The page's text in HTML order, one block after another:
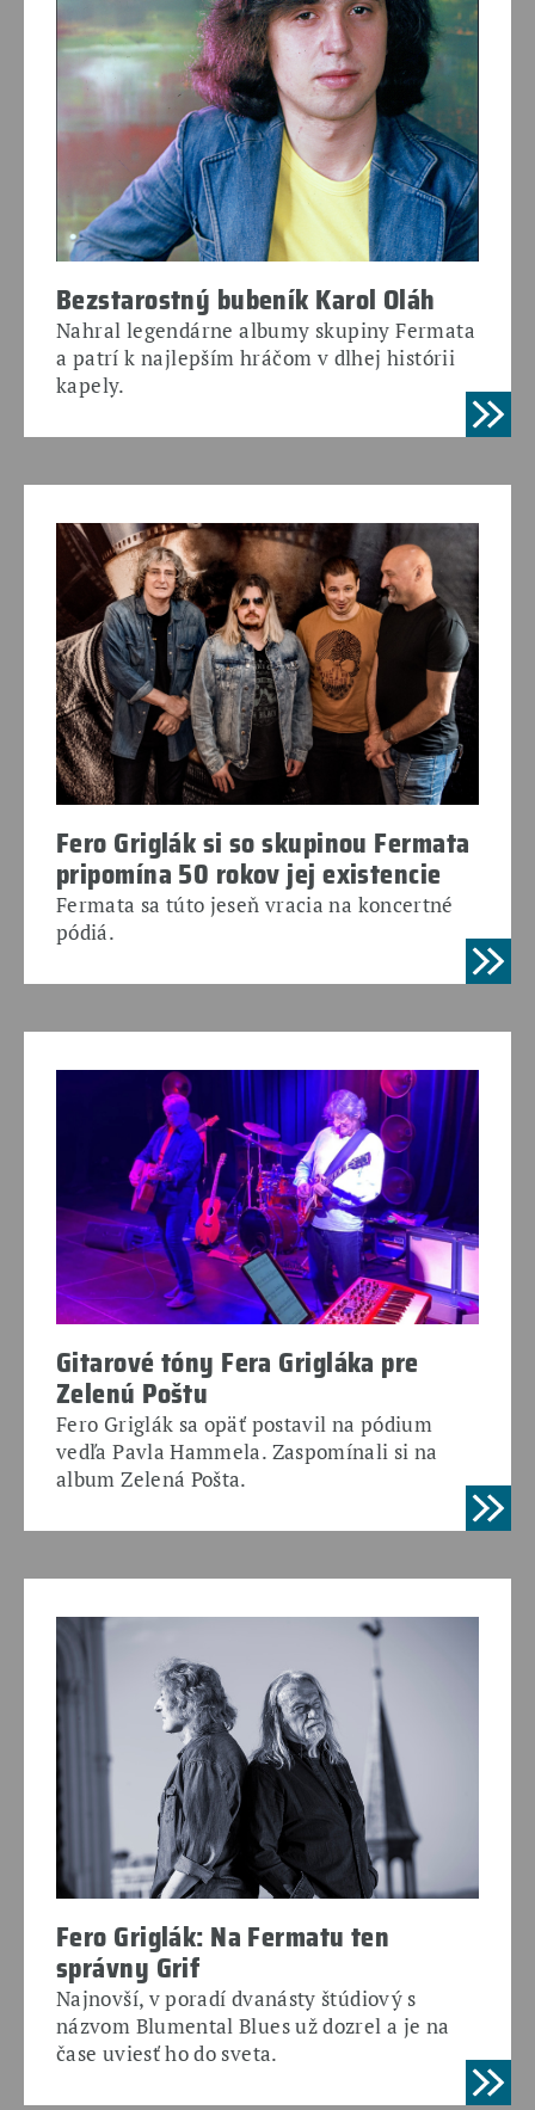
Bezstarostný bubeník Karol Oláh
Nahral legendárne albumy skupiny Fermata
a patrí k najlepším hráčom v dlhej histórii
kapely.
Fero Griglák si so skupinou Fermata
pripomína 50 rokov jej existencie
Fermata sa túto jeseň vracia na koncertné
pódiá.
Gitarové tóny Fera Grigláka pre
Zelenú Poštu
Fero Griglák sa opäť postavil na pódium
vedľa Pavla Hammela. Zaspomínali si na
album Zelená Pošta.
Fero Griglák: Na Fermatu ten
správny Grif
Najnovší, v poradí dvanásty štúdiový s
názvom Blumental Blues už dozrel a je na
čase uviesť ho do sveta.